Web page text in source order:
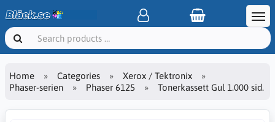
Home Categories
Xerox / Tektronix
Phaser-serien
Phaser 6125 Tonerkassett Gul 1.000 sid.